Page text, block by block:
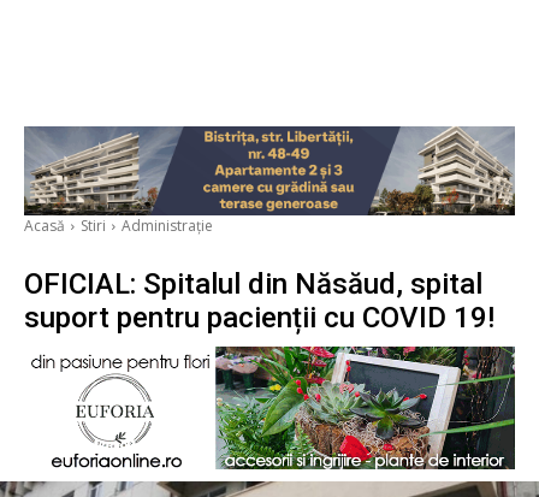
Acasă Stiri Administrație
OFICIAL: Spitalul din Năsăud, spital
suport pentru pacienții cu COVID 19!